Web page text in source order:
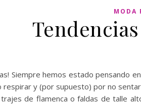
MODA
Tendencias
Siempre hemos estado pensando
y (por supuesto) por no
de flamenca o faldas de talle